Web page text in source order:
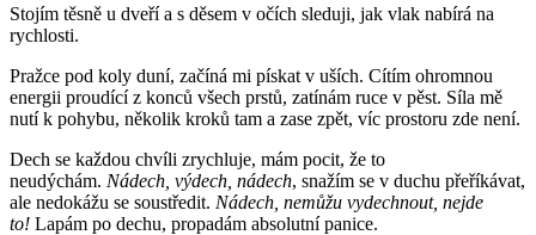
Stojím těsně u dveří a s děsem v očích sleduji, jak vlak nabírá na
rychlosti.
Pražce pod koly duní, začíná mi pískat v uších. Cítím ohromnou
energii proudící z konců všech prstů, zatínám ruce v pěst. Síla mě
nutí k pohybu, několik kroků tam a zase zpět, víc prostoru zde není.
Dech se každou chvíli zrychluje, mám pocit, že to
neudýchám. Nádech, výdech, nádech, snažím se v duchu přeříkávat,
ale nedokážu se soustředit. Nádech, nemůžu vydechnout, nejde
to! Lapám po dechu, propadám absolutní panice.